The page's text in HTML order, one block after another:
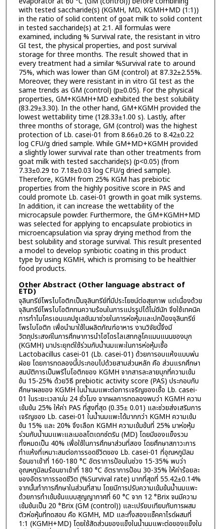
with tested saccharide(s) (KGMH, MD, KGMH+MD (1:1))
in the ratio of solid content of goat milk to solid content
in tested saccharide(s) at 2:1. All formulas were
examined, including % Survival rate, the resistant in vitro
GI test, the physical properties, and post survival
storage for three months. The result showed that in
every treatment had a similar %Survival rate to around
75%, which was lower than GM (control) at 87.32±2.55%.
Moreover, they were resistant in in vitro GI test as the
same trends as GM (control) (p≥0.05). For the physical
properties, GM+KGMH+MD exhibited the best solubility
(83.29±3.30). In the other hand, GM+KGMH provided the
lowest wettability time (128.33±1.00 s). Lastly, after
three months of storage, GM (control) was the highest
protection of Lb. casei-01 from 8.66±0.26 to 8.42±0.22
log CFU/g dried sample. While GM+MD+KGMH provided
a slightly lower survival rate than other treatments from
goat milk with tested saccharide(s) (p<0.05) (from
7.33±0.29 to 7.18±0.03 log CFU/g dried sample).
Therefore, KGMH from 25% KGM has prebiotic
properties from the highly positive score in PAS and
could promote Lb. casei-01 growth in goat milk systems.
In addition, it can increase the wettability of the
microcapsule powder. Furthermore, the GM+KGMH+MD
was selected for applying to encapsulate probiotics in
microencapsulation via spray drying method from the
best solubility and storage survival. This result presented
a model to develop synbiotic coating in this product
type by using KGMH, which is promising to be healthier
food products.
Other Abstract (Other language abstract of
ETD)
จุลินทรีย์โพรไบโอติกเป็นจุลินทรีย์ที่มีประโยชน์ต่อสุขภาพ แต่เนื่องด้วย
จุลินทรีย์โพรไบโอติกทนความร้อนในการแปรรูปได้ไม่ดีนัก จึงใช้เทคนิค
การทำไมโครเอนแคปซูเลชันมาช่วยในการห่อหุ้มและปกป้องจุลินทรีย์
โพรไบโอติก เพื่อนำมาใช้ในผลิตภัณฑ์อาหาร งานวิจัยนี้จึงมี
วัตถุประสงค์ในการศึกษาการนำไฮโดรไลเสทกลูโคแมนแนนของบุก
(KGMH) มาประยุกต์ใช้ร่วมกับน้ำนมแพะในการห่อหุ้มเชื้อ
Lactobacillus casei-01 (Lb. casei-01) ด้วยการอบแห้งแบบพ่น
ฝอย โดยการทดลองนี้ประกอบไปด้วยสามส่วนหลัก คือ ส่วนแรกศึกษา
สมบัติการเป็นพรีไบโอติกของ KGMH จากสารละลายบุกที่ความเข้ม
ข้น 15-25% ด้วยวิธี prebiotic activity score (PAS) ประกอบกับ
ศึกษาผลของ KGMH ในน้ำนมแพะต่อการเจริญของเชื้อ Lb. casei-
01 ในระยะเวลาบ่ม 24 ชั่วโมง จากผลการทดลองพบว่า KGMH ความ
เข้มข้น 25% ให้ค่า PAS ที่สูงที่สุด (0.35± 0.01) และช่วยส่งเสริมการ
เจริญของ Lb. casei-01 ในน้ำนมแพะได้มากกว่า KGMH ความเข้ม
ข้น 15% และ 20% จึงเลือก KGMH ความเข้มข้นที่ 25% มาห่อหุ้ม
ร่วมกับน้ำนมแพะและมอลโตเดกซ์ตริน (MD) โดยมีของแข็งรวม
ทั้งหมดเป็น 40% เพื่อใช้ในการศึกษาส่วนที่สอง โดยศึกษาสภาวะการ
ทำแห้งที่เหมาะสมต่อการรอดชีวิตของ Lb. casei-01 ที่อุณหภูมิลม
ร้อนขาเข้าที่ 160-180 °C อัตราการป้อนในช่วง 15-35% พบว่า
อุณหภูมิลมร้อนขาเข้าที่ 180 °C อัตราการป้อน 30-35% ให้ค่าร้อยละ
ของอัตราการรอดชีวิต (%Survival rate) มากที่สุดที่ 55.42±0.14%
จากนั้นทำการศึกษาในส่วนที่สาม โดยมีการปรับความเข้มข้นน้ำนมแพะ
ด้วยการทำเข้มข้นแบบสุญญากาศที่ 60 °C จาก 12 °Brix จนมีความ
เข้มข้นเป็น 20 °Brix (GM (control)) และเปรียบเทียบกับการผสม
ตัวห่อหุ้มที่ทดสอบ คือ KGMH, MD และทั้งสองแซ็คคาไรด์ผสมที่
1:1 (KGMH+MD) โดยใช้สัดส่วนของแข็งในน้ำนมแพะต่อของแข็งใน